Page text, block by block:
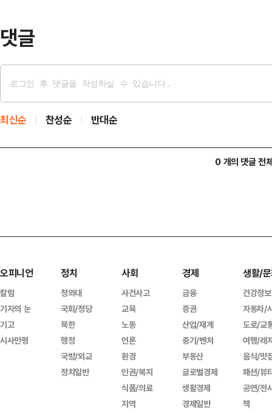
댓글
최신순 찬성순 반대순
0 개의 댓글 전
오피니언
칼럼
기자의 눈
기고
시사만평
정치
청와대
국회/정당
북한
행정
국방/외교
정치일반
사회
사건사고
교육
노동
언론
환경
인권/복지
식품/의료
지역
경제
금융
증권
산업/재계
중기/벤처
부동산
글로벌경제
생활경제
경제일반
생활/
건강정보
자동차/
도로/교
여행/레
음식/맛
패션/뷰
공연/전
책